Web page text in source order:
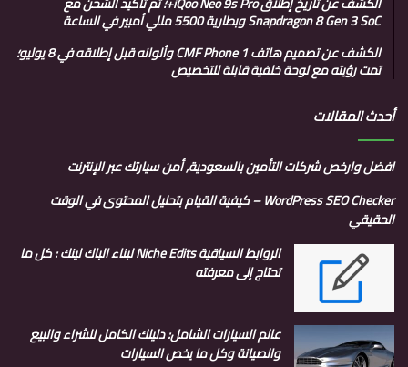
Snapdragon 8 Gen 3 SoC وبطارية 5500 مللي أمبير في الساعة
الكشف عن تصميم هاتف CMF Phone 1 وألوانه قبل إطلاقه في 8 يوليو؛
تمت رؤيته مع لوحة خلفية قابلة للتخصيص
أحدث المقالات
افضل وارخص شركات التأمين بالسعودية, أمن سيارتك عبر الإنترنت
WordPress SEO Checker – كيفية القيام بتحليل المحتوى في الوقت
الحقيقي
الروابط السياقية Niche Edits لبناء الباك لينك : كل ما
تحتاج إلى معرفته
عالم السيارات الشامل: دليلك الكامل للشراء والبيع
والصيانة وكل ما يخص السيارات